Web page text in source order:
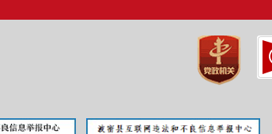
“三公经费安排”、土地挂牌出让、政府
计信息、疫情防控等重要内容。